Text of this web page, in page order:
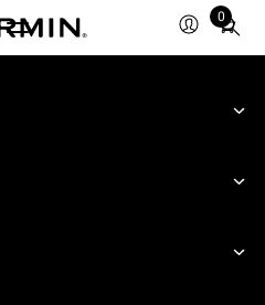
0
Total
items
cart: